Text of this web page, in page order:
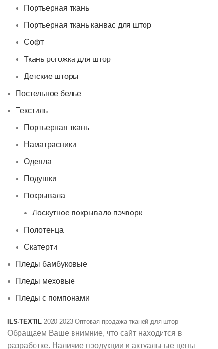
Портьерная ткань
Портьерная ткань канвас для штор
Софт
Ткань рогожка для штор
Детские шторы
Постельное белье
Текстиль
Портьерная ткань
Наматрасники
Одеяла
Подушки
Покрывала
Лоскутное покрывало пэчворк
Полотенца
Скатерти
Пледы бамбуковые
Пледы меховые
Пледы с помпонами
ILS-TEXTIL 2020-2023 Оптовая продажа тканей для штор
Обращаем Ваше внимние, что сайт находится в
разработке. Наличие продукции и актуальные цены